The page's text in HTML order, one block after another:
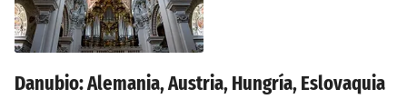
Danubio: Alemania, Austria, Hungría, Eslovaquia